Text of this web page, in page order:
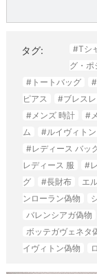
タグ: #Tシ
グ・ポ
#トートバッグ
ピアス
#ブレスレ
#メンズ 時計
#
ム
#ルイヴィト
#レディース バッ
レディース 服
#
グ
#長財布 エ
ンローラン偽物
バレンシアガ偽物
ボッテガヴェネタ
イヴィトン偽物